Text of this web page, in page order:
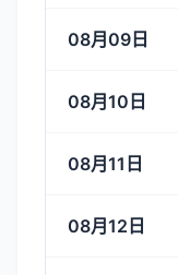
08月09日
08月10日
08月11日
08月12日